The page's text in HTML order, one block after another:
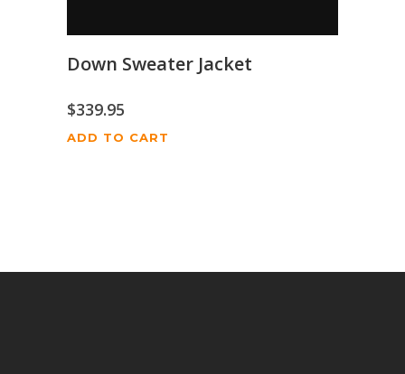
Down Sweater Jacket
$339.95
ADD TO CART